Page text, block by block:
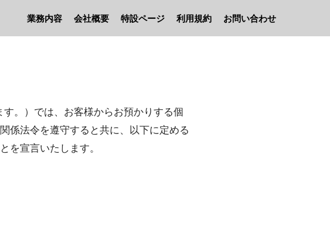
業務内容 会社概要 特設ページ 利用規約 お問い合わせ
。）では、お客様からお預かりする個
係法令を遵守すると共に、以下に定める
を宣言いたします。